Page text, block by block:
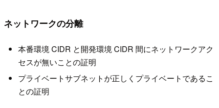
ネットワークの分離
本番環境 CIDR と開発環境 CIDR 間にネットワークアク
セスが無いことの証明
プライベートサブネットが正しくプライベートであるこ
との証明